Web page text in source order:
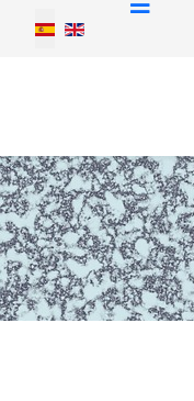
Seleccione su idioma